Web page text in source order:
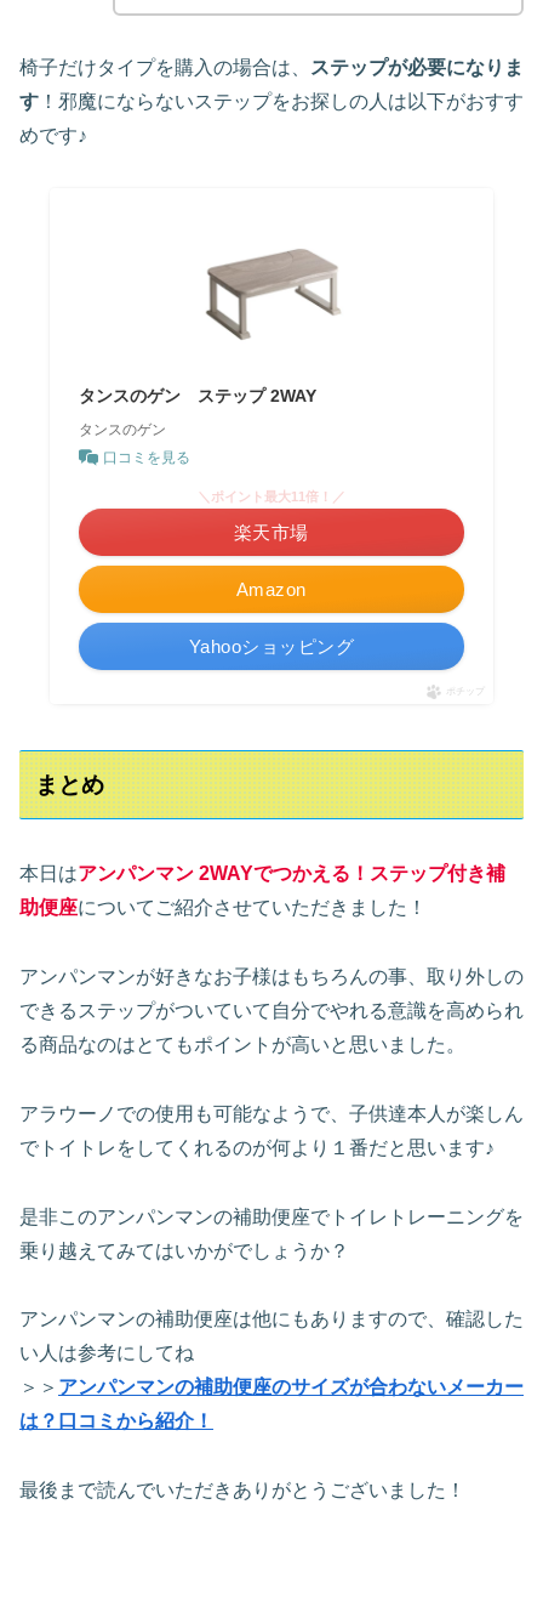
椅子だけタイプを購入の場合は、
ステップが必要になりま
す ！邪魔にならないステップをお探しの人は以下がおすす
めです♪
タンスのゲン ステップ 2WAY
タンスのゲン
口コミを見る
Amazon
＼ポイント最大11倍！／
楽天市場
Yahooショッピング
ポチップ
まとめ
本日はアンパンマン 2WAYでつかえる！ステップ付き補
助便座についてご紹介させていただきました！
アンパンマンが好きなお子様はもちろんの事、取り外しの
できるステップがついていて自分でやれる意識を高められ
る商品なのはとてもポイントが高いと思いました。
アラウーノでの使用も可能なようで、子供達本人が楽しん
でトイトレをしてくれるのが何より１番だと思います♪
是非このアンパンマンの補助便座でトイレトレーニングを
乗り越えてみてはいかがでしょうか？
アンパンマンの補助便座は他にもありますので、確認した
い人は参考にしてね
＞＞ アンパンマンの補助便座のサイズが合わないメーカー
は？口コミから紹介！
最後まで読んでいただきありがとうございました！